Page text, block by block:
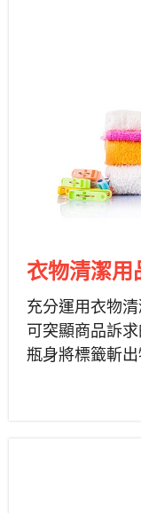
衣物清潔用
充分運用衣物
可突顯商品訴
瓶身將標籤斬